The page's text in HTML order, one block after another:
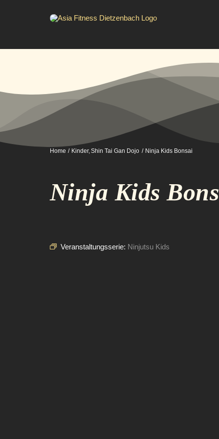
Home Kinder Shin Tai Gan Dojo Ninja Kids Bonsai
Ninja Kids
Veranstaltungsserie: Ninjutsu Kids